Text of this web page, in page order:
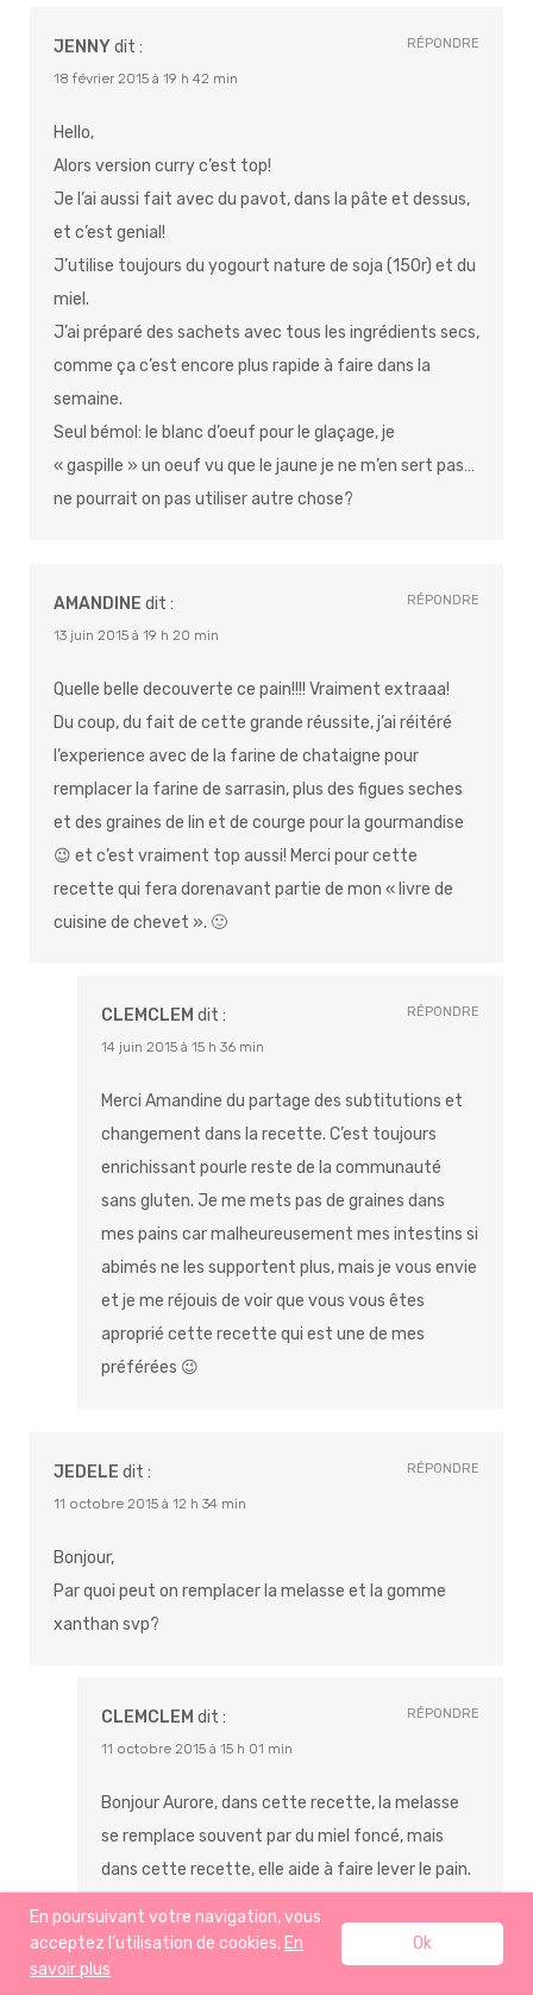
JENNY dit :
18 février 2015 à 19 h 42 min
Hello,
Alors version curry c’est top!
Je l’ai aussi fait avec du pavot, dans la pâte et dessus,
et c’est genial!
J’utilise toujours du yogourt nature de soja (150r) et du
miel.
J’ai préparé des sachets avec tous les ingrédients secs,
comme ça c’est encore plus rapide à faire dans la
semaine.
Seul bémol: le blanc d’oeuf pour le glaçage, je
« gaspille » un oeuf vu que le jaune je ne m’en sert pas…
ne pourrait on pas utiliser autre chose?
RÉPONDRE
AMANDINE dit :
13 juin 2015 à 19 h 20 min
Quelle belle decouverte ce pain!!!! Vraiment extraaa!
Du coup, du fait de cette grande réussite, j’ai réitéré
l’experience avec de la farine de chataigne pour
remplacer la farine de sarrasin, plus des figues seches
et des graines de lin et de courge pour la gourmandise
😉 et c’est vraiment top aussi! Merci pour cette
recette qui fera dorenavant partie de mon « livre de
cuisine de chevet ». 🙂
RÉPONDRE
CLEMCLEM dit :
14 juin 2015 à 15 h 36 min
Merci Amandine du partage des subtitutions et
changement dans la recette. C’est toujours
enrichissant pourle reste de la communauté
sans gluten. Je me mets pas de graines dans
mes pains car malheureusement mes intestins si
abimés ne les supportent plus, mais je vous envie
et je me réjouis de voir que vous vous êtes
aproprié cette recette qui est une de mes
préférées 😉
RÉPONDRE
JEDELE dit :
11 octobre 2015 à 12 h 34 min
Bonjour,
Par quoi peut on remplacer la melasse et la gomme
xanthan svp?
RÉPONDRE
CLEMCLEM dit :
11 octobre 2015 à 15 h 01 min
Bonjour Aurore, dans cette recette, la melasse
se remplace souvent par du miel foncé, mais
dans cette recette, elle aide à faire lever le pain.
xanthan se substitue par de la gomme de guar.
Ces gommes sont un hydrocolloïde. En clair, une
RÉPONDRE
En poursuivant votre navigation, vous
acceptez l’utilisation de cookies. En
savoir plus
Ok